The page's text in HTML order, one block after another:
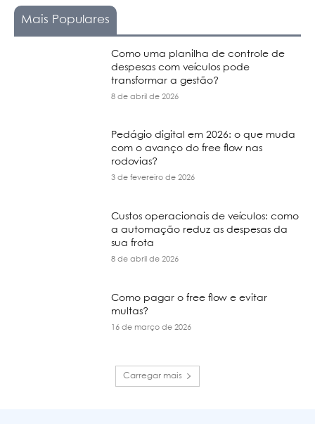
Mais Populares
Como uma planilha de controle de
despesas com veículos pode
transformar a gestão?
8 de abril de 2026
Pedágio digital em 2026: o que muda
com o avanço do free flow nas
rodovias?
3 de fevereiro de 2026
Custos operacionais de veículos: como
a automação reduz as despesas da
sua frota
8 de abril de 2026
Como pagar o free flow e evitar
multas?
16 de março de 2026
Carregar mais